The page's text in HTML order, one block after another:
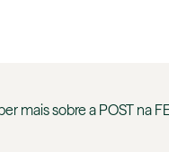
mais sobre a POST na